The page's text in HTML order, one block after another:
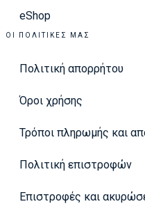
eShop
ΟΙ ΠΟΛΙΤΙΚΈΣ ΜΑΣ
Πολιτική απορρήτου
Όροι χρήσης
Τρόποι πληρωμής και
Πολιτική επιστροφών
Επιστροφές και